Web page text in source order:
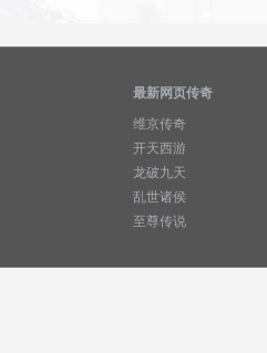
最新网页传奇
维京传奇
开天西游
龙破九天
乱世诸侯
至尊传说